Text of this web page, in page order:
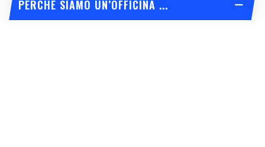
PERCHÉ SIAMO UN’OFFICINA ...